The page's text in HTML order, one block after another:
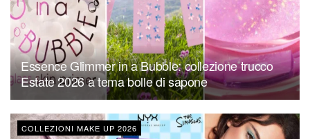
Essence Glimmer in a Bubble: collezione trucco
Estate 2026 a tema bolle di sapone
COLLEZIONI MAKE UP 2026